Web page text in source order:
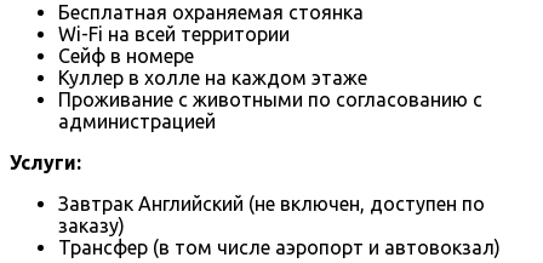
Бесплатная охраняемая стоянка
Wi-Fi на всей территории
Сейф в номере
Куллер в холле на каждом этаже
Проживание с животными по согласованию с
администрацией
Услуги:
Завтрак Английский (не включен, доступен по
заказу)
Трансфер (в том числе аэропорт и автовокзал)